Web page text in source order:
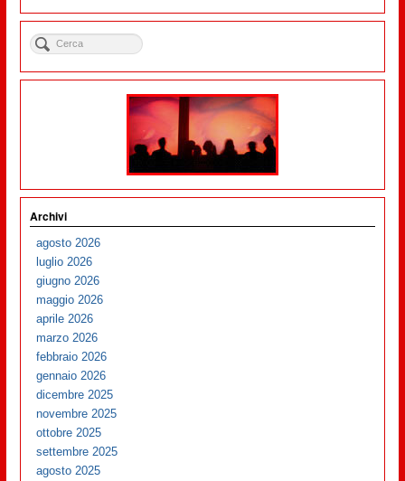
Archivi
agosto 2026
luglio 2026
giugno 2026
maggio 2026
aprile 2026
marzo 2026
febbraio 2026
gennaio 2026
dicembre 2025
novembre 2025
ottobre 2025
settembre 2025
agosto 2025